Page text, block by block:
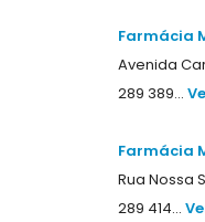
Farmácia
Avenida
289 389...
Farmácia
Rua Nossa
289 414...